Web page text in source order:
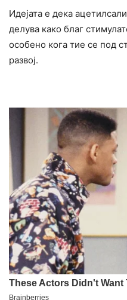
Идејата е дека
делува како благ
особено кога тие се под
развој.